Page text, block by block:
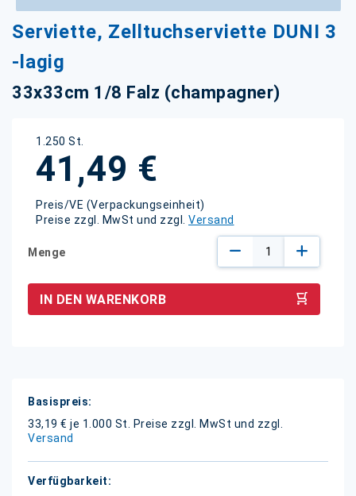
Serviette, Zelltuchserviette DUNI 3
-lagig
33x33cm 1/8 Falz (champagner)
1.250 St.
41,49 €
Preis/VE (Verpackungseinheit)
Preise zzgl. MwSt und zzgl. Versand
Menge
IN DEN WARENKORB
Weitere
Informationen
33,19 € je 1.000 St.
Preise zzgl. MwSt und zzgl.
Versand
Anfang
der
Bildgalerie
springen